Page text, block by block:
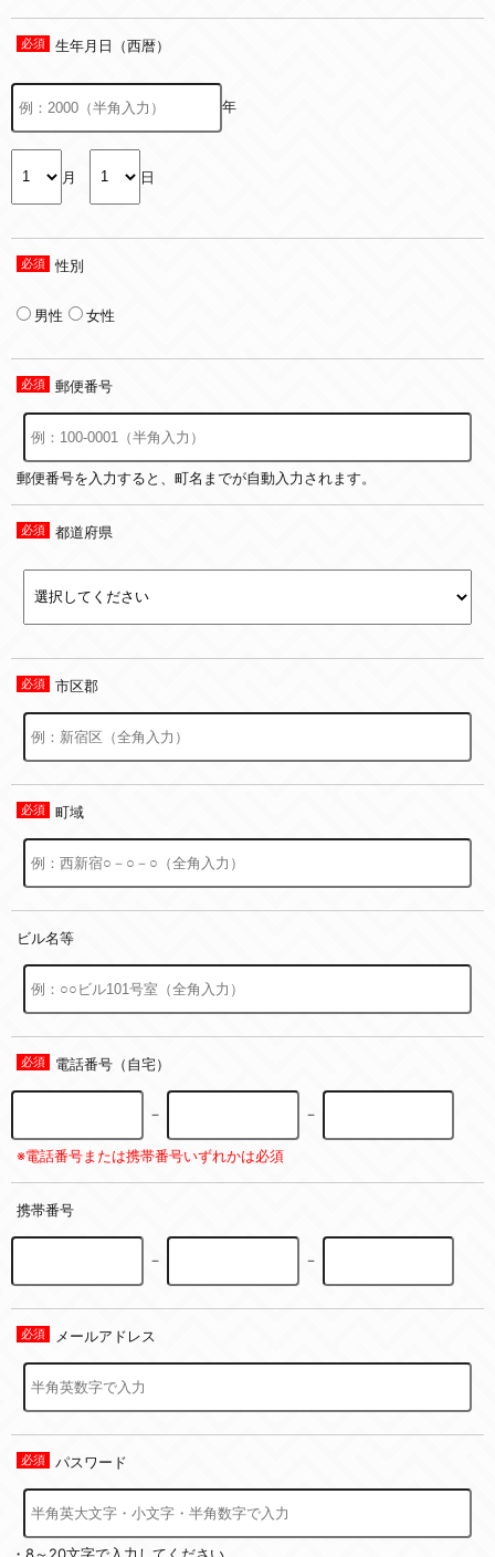
生年月日（西暦）
年
月 日
性別
男性 女性
郵便番号
郵便番号を入力すると、町名までが自動入力されます。
都道府県
市区郡
町域
ビル名等
電話番号（自宅）
－ －
※電話番号または携帯番号いずれかは必須
携帯番号
－ －
メールアドレス
パスワード
・8～20文字で入力してください。